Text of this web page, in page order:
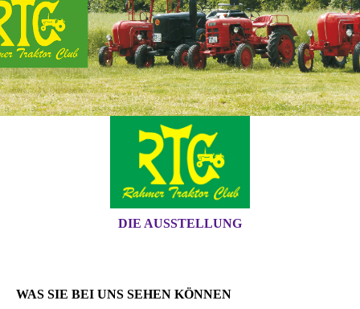
DIE AUSSTELLUNG
WAS SIE BEI UNS SEHEN KÖNNEN